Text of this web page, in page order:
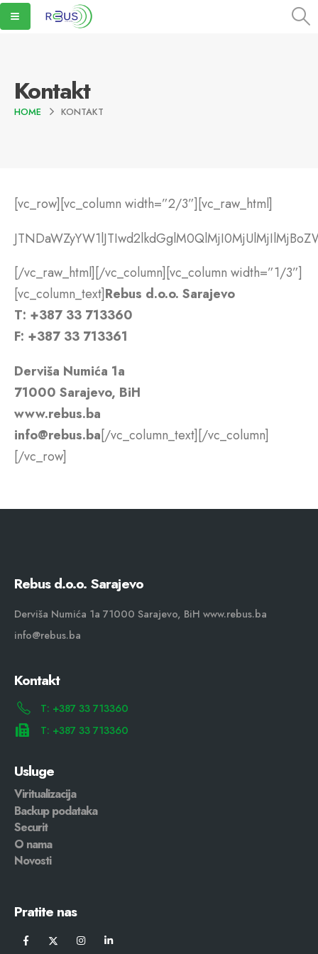
Kontakt
HOME KONTAKT
[vc_row][vc_column width=”2/3”][vc_raw_html]
[/vc_raw_html][/vc_column][vc_column width=”1/3”]
[vc_column_text]Rebus d.o.o. Sarajevo
T: +387 33 713360
F: +387 33 713361
Derviša Numića 1a
71000 Sarajevo, BiH
www.rebus.ba
info@rebus.ba[/vc_column_text][/vc_column]
[/vc_row]
Rebus d.o.o. Sarajevo
Derviša Numića 1a 71000 Sarajevo, BiH www.rebus.ba
info@rebus.ba
Kontakt
T: +387 33 713360
T: +387 33 713360
Usluge
Viritualizacija
Backup podataka
Securit
O nama
Novosti
Pratite nas